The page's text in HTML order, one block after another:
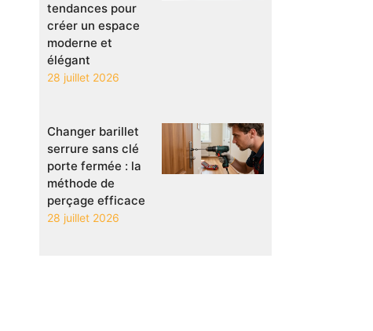
tendances pour
créer un espace
moderne et
élégant
28 juillet 2026
Changer barillet
serrure sans clé
porte fermée : la
méthode de
perçage efficace
28 juillet 2026